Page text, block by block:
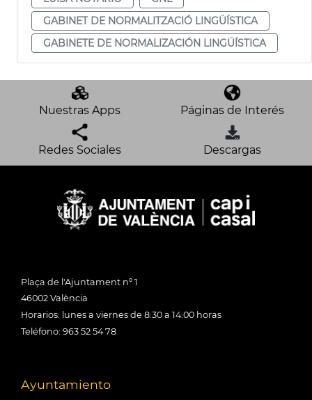
GABINET DE NORMALITZACIÓ LINGÜÍSTICA
GABINETE DE NORMALIZACIÓN LINGÜÍSTICA
Nuestras Apps Páginas de Interés
Redes Sociales Descargas
Plaça de l'Ajuntament nº 1
46002 València
Horarios: lunes a viernes de 8:30 a 14:00 horas
Teléfono: 963 52 54 78
Ayuntamiento